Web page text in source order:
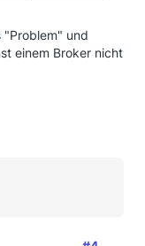
"Problem" und
einem Broker nicht